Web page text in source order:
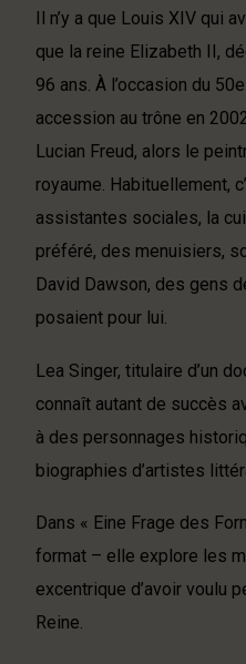
RSS FEED
EMBED
Il n’y a que Louis XIV qui
que la reine Elizabeth II,
96 ans. À l’occasion du
accession au trône en
Lucian Freud, alors le
royaume. Habituellement,
assistantes sociales, la
préféré, des menuisiers,
David Dawson, des gens
posaient pour lui.
Lea Singer, titulaire d’un
connaît autant de succès
à des personnages
biographies d’artistes
Dans « Eine Frage des
format – elle explore les
excentrique d’avoir voulu
Reine.